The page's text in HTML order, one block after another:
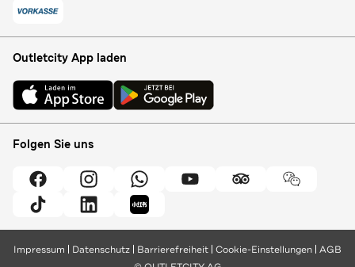
Outletcity App laden
Folgen Sie uns
Impressum Datenschutz Barrierefreiheit Cookie-Einstellungen AGB